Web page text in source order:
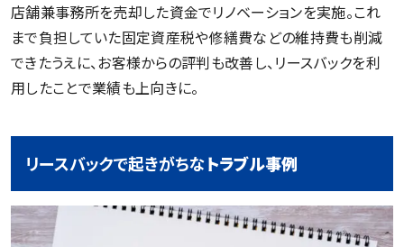
店舗兼事務所を売却した資金でリノベーションを実施。これ
まで負担していた固定資産税や修繕費などの維持費も削減
できたうえに、お客様からの評判も改善し、リースバックを利
用したことで業績も上向きに。
リースバックで起きがちなトラブル事例